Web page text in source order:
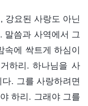
강요된 사랑도 아닌
말씀과 사역에서 그
속에 싹트게 하심이
하리. 하나님을 사
. 그를 사랑하려면
하리. 그래야 그를